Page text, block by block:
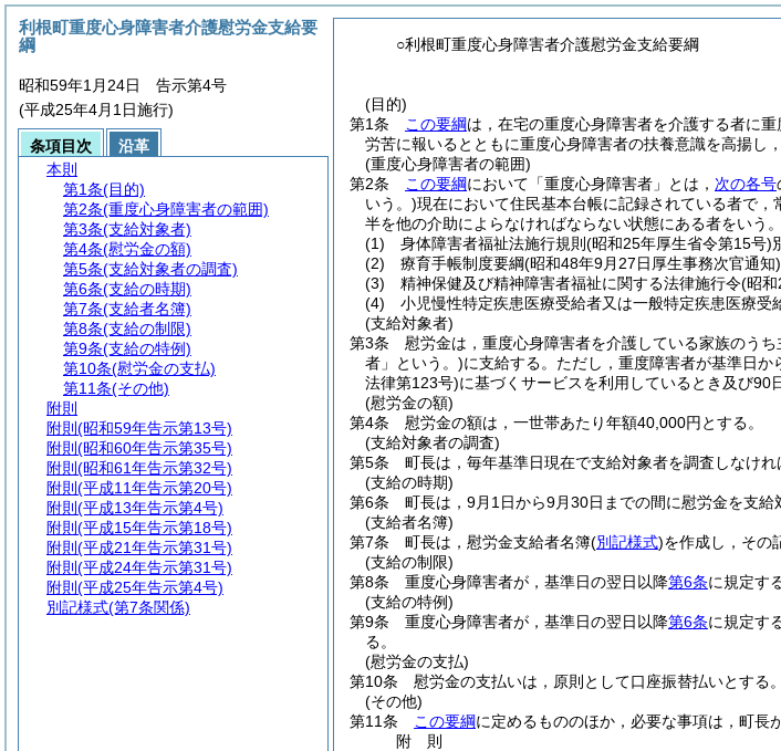
○利根町重度心身障害者介護慰労金支給要綱
(目的)
第1条
この要綱は，在宅の重度心身障害者を介護する者に
労苦に報いるとともに重度心身障害者の扶養意識を高揚し
(重度心身障害者の範囲)
第2条
この要綱において「重度心身障害者」とは， 次の各号
いう。)現在において住民基本台帳に記録されている者で
半を他の介助によらなければならない状態にある者をいう。
(1)
身体障害者福祉法施行規則 (昭和25年厚生省令第15号)
(2)
療育手帳制度要綱(昭和48年9月27日厚生事務次官通知)
(3)
精神保健及び精神障害者福祉に関する法律施行令(昭和
(4)
小児慢性特定疾患医療受給者又は一般特定疾患医療受
(支給対象者)
第3条
慰労金は，重度心身障害者を介護している家族のう
者」という。)に支給する。 ただし，重度障害者が基準日
法律第123号)に基づくサービスを利用しているとき及び90
(慰労金の額)
第4条
慰労金の額は，一世帯あたり年額40,000円とする。
(支給対象者の調査)
第5条
町長は，毎年基準日現在で支給対象者を調査しなけれ
(支給の時期)
第6条
町長は，9月1日から9月30日までの間に慰労金を支給
(支給者名簿)
第7条
町長は，慰労金支給者名簿(別記様式)を作成し，その
(支給の制限)
第8条
重度心身障害者が，基準日の翌日以降第6条に規定す
(支給の特例)
第9条
重度心身障害者が，基準日の翌日以降第6条に規定す
る。
(慰労金の支払)
第10条
慰労金の支払いは，原則として口座振替払いとする。
(その他)
第11条
この要綱に定めるもののほか，必要な事項は，町長
附 則
利根町重度心身障害者介護慰労金支給要
綱
昭和59年1月24日 告示第4号
(平成25年4月1日施行)
条項目次
沿革
本則
第1条(目的)
第2条(重度心身障害者の範囲)
第3条(支給対象者)
第4条(慰労金の額)
第5条(支給対象者の調査)
第6条(支給の時期)
第7条(支給者名簿)
第8条(支給の制限)
第9条(支給の特例)
第10条(慰労金の支払)
第11条(その他)
附則
附則 (昭和59年告示第13号)
附則 (昭和60年告示第35号)
附則 (昭和61年告示第32号)
附則 (平成11年告示第20号)
附則 (平成13年告示第4号)
附則 (平成15年告示第18号)
附則 (平成21年告示第31号)
附則 (平成24年告示第31号)
附則 (平成25年告示第4号)
別記様式(第7条関係)